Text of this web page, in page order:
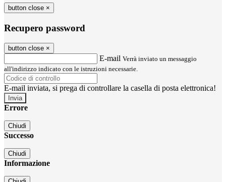
button close ×
Recupero password
button close ×
E-mail Verrà inviato un messaggio
all'indirizzo indicato con le istruzioni necessarie.
E-mail inviata, si prega di controllare la casella di posta elettronica!
Errore
Chiudi
Successo
Chiudi
Informazione